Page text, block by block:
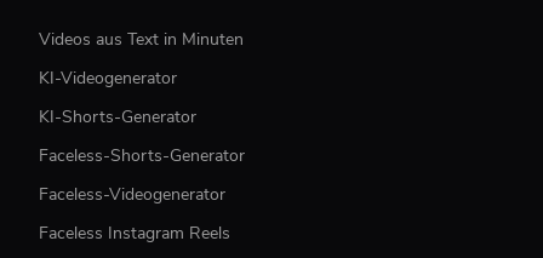
Videos aus Text in Minuten
KI-Videogenerator
KI-Shorts-Generator
Faceless-Shorts-Generator
Faceless-Videogenerator
Faceless Instagram Reels